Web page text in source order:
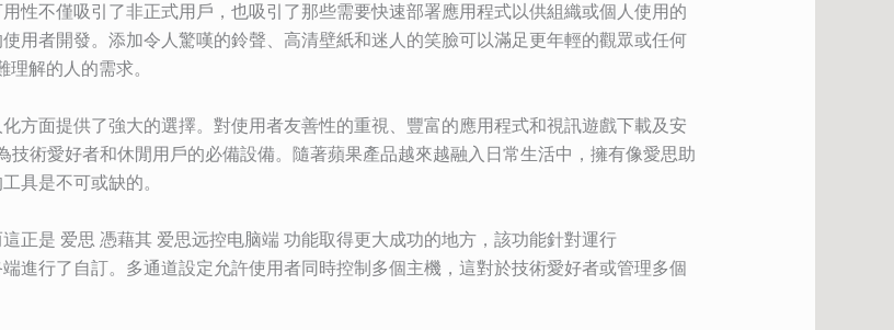
性不僅吸引了非正式用戶，也吸引了那些需要快速部署應用程式以供組織或個人使用的
用者開發。添加令人驚嘆的鈴聲、高清壁紙和迷人的笑臉可以滿足更年輕的觀眾或任何
解的人的需求。
方面提供了強大的選擇。對使用者友善性的重視、豐富的應用程式和視訊遊戲下載及安
技術愛好者和休閒用戶的必備設備。隨著蘋果產品越來越融入日常生活中，擁有像愛思助
具是不可或缺的。
正是 爱思 憑藉其 爱思远控电脑端 功能取得更大成功的地方，該功能針對運行
行了自訂。多通道設定允許使用者同時控制多個主機，這對於技術愛好者或管理多個